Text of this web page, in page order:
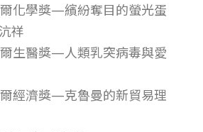
化學獎—繽紛奪目的螢光蛋
祥
生醫獎—人類乳突病毒與愛
經濟獎—克魯曼的新貿易理